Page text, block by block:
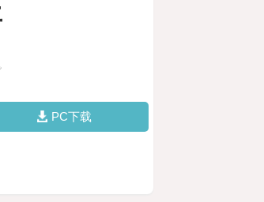
PC下载